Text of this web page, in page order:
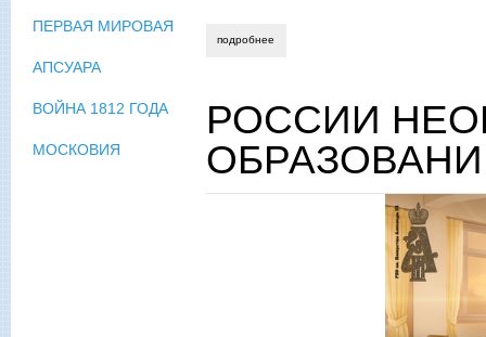
подробнее
РОССИИ
ПЕРВАЯ МИРОВАЯ
АПСУАРА
ВОЙНА 1812 ГОДА
МОСКОВИЯ